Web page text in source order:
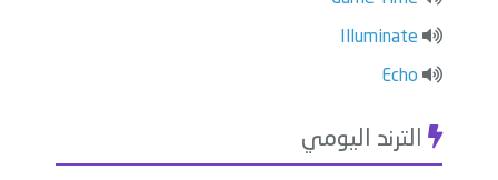
Illuminate
Echo
الترند اليومي